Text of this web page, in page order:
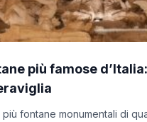
più famose
più fontane monumentali di